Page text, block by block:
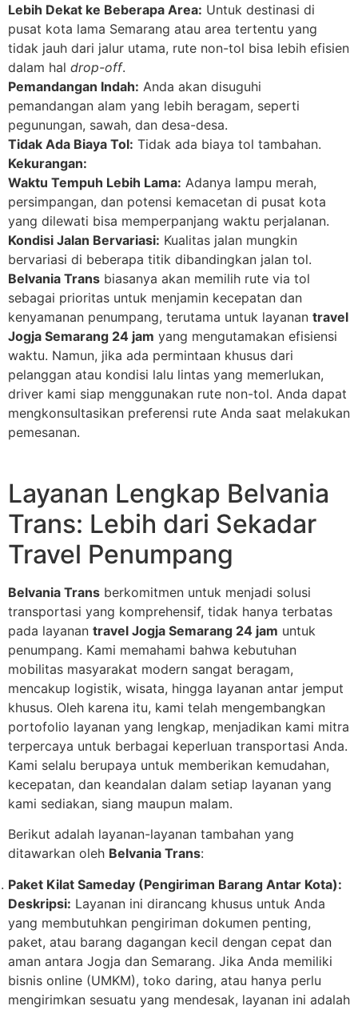
Lebih Dekat ke Beberapa Area: Untuk destinasi di
pusat kota lama Semarang atau area tertentu yang
tidak jauh dari jalur utama, rute non-tol bisa lebih efisien
dalam hal drop-off.
Pemandangan Indah: Anda akan disuguhi
pemandangan alam yang lebih beragam, seperti
pegunungan, sawah, dan desa-desa.
Tidak Ada Biaya Tol: Tidak ada biaya tol tambahan.
Kekurangan:
Waktu Tempuh Lebih Lama: Adanya lampu merah,
persimpangan, dan potensi kemacetan di pusat kota
yang dilewati bisa memperpanjang waktu perjalanan.
Kondisi Jalan Bervariasi: Kualitas jalan mungkin
bervariasi di beberapa titik dibandingkan jalan tol.
Belvania Trans biasanya akan memilih rute via tol
sebagai prioritas untuk menjamin kecepatan dan
kenyamanan penumpang, terutama untuk layanan travel
Jogja Semarang 24 jam yang mengutamakan efisiensi
waktu. Namun, jika ada permintaan khusus dari
pelanggan atau kondisi lalu lintas yang memerlukan,
driver kami siap menggunakan rute non-tol. Anda dapat
mengkonsultasikan preferensi rute Anda saat melakukan
pemesanan.
Layanan Lengkap Belvania
Trans: Lebih dari Sekadar
Travel Penumpang
Belvania Trans berkomitmen untuk menjadi solusi
transportasi yang komprehensif, tidak hanya terbatas
pada layanan travel Jogja Semarang 24 jam untuk
penumpang. Kami memahami bahwa kebutuhan
mobilitas masyarakat modern sangat beragam,
mencakup logistik, wisata, hingga layanan antar jemput
khusus. Oleh karena itu, kami telah mengembangkan
portofolio layanan yang lengkap, menjadikan kami mitra
terpercaya untuk berbagai keperluan transportasi Anda.
Kami selalu berupaya untuk memberikan kemudahan,
kecepatan, dan keandalan dalam setiap layanan yang
kami sediakan, siang maupun malam.
Berikut adalah layanan-layanan tambahan yang
ditawarkan oleh Belvania Trans:
Paket Kilat Sameday (Pengiriman Barang Antar Kota):
Deskripsi: Layanan ini dirancang khusus untuk Anda
yang membutuhkan pengiriman dokumen penting,
paket, atau barang dagangan kecil dengan cepat dan
aman antara Jogja dan Semarang. Jika Anda memiliki
bisnis online (UMKM), toko daring, atau hanya perlu
mengirimkan sesuatu yang mendesak, layanan ini adalah